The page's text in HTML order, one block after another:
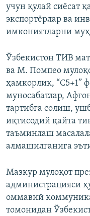
учун қулай сиёсат
экспортёрлар ва
имкониятларни
Ўзбекистон ТИВ
ва М. Помпео
ҳамкорлик, “C5+1”
муносабатлар,
тартибга солиш,
иқтисодий қайта
таъминлаш
алмашилганига
Мазкур мулоқот
администрацияси
оммавий
томонидан